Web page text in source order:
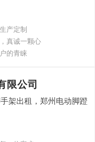
产定制
真诚一颗心
的青睐
限公司
架出租，郑州电动脚蹬